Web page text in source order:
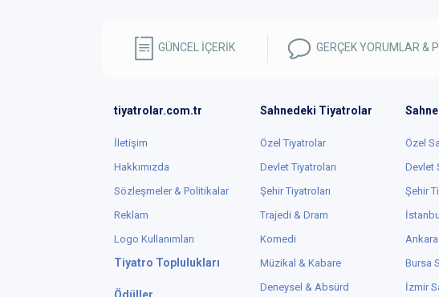
GÜNCEL İÇERİK GERÇEK YORUMLAR &
tiyatrolar.com.tr
İletişim
Hakkımızda
Sözleşmeler & Politikalar
Reklam
Logo Kullanımları
Tiyatro Toplulukları
Sahnedeki Tiyatrolar
Özel Tiyatrolar
Devlet Tiyatroları
Şehir Tiyatroları
Trajedi & Dram
Komedi
Müzikal & Kabare
Deneysel & Absürd
Özel
Devlet
Şehir
Bursa
İzmir